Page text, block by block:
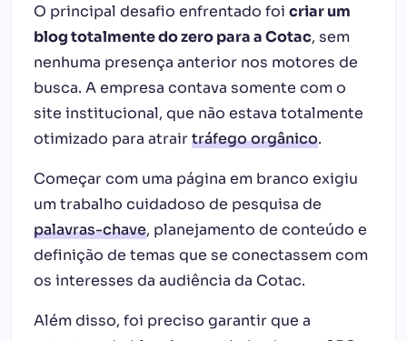
O principal desafio enfrentado foi criar um
blog totalmente do zero para a Cotac, sem
nenhuma presença anterior nos motores de
busca. A empresa contava somente com o
site institucional, que não estava totalmente
otimizado para atrairtráfego orgânico.
Começar com uma página em branco exigiu
um trabalho cuidadoso de pesquisa de
palavras-chave, planejamento de conteúdo e
definição de temas que se conectassem com
os interesses da audiência da Cotac.
Além disso, foi preciso garantir que a